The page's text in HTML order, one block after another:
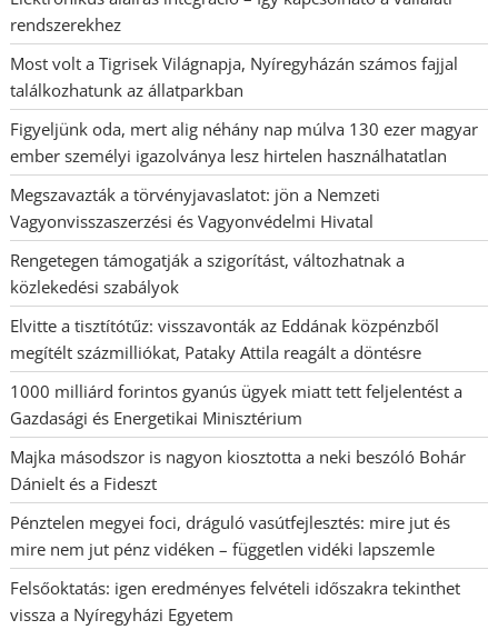
rendszerekhez
Most volt a Tigrisek Világnapja, Nyíregyházán számos fajjal
találkozhatunk az állatparkban
Figyeljünk oda, mert alig néhány nap múlva 130 ezer magyar
ember személyi igazolványa lesz hirtelen használhatatlan
Megszavazták a törvényjavaslatot: jön a Nemzeti
Vagyonvisszaszerzési és Vagyonvédelmi Hivatal
Rengetegen támogatják a szigorítást, változhatnak a
közlekedési szabályok
Elvitte a tisztítótűz: visszavonták az Eddának közpénzből
megítélt százmilliókat, Pataky Attila reagált a döntésre
1000 milliárd forintos gyanús ügyek miatt tett feljelentést a
Gazdasági és Energetikai Minisztérium
Majka másodszor is nagyon kiosztotta a neki beszóló Bohár
Dánielt és a Fideszt
Pénztelen megyei foci, dráguló vasútfejlesztés: mire jut és
mire nem jut pénz vidéken – független vidéki lapszemle
Felsőoktatás: igen eredményes felvételi időszakra tekinthet
vissza a Nyíregyházi Egyetem